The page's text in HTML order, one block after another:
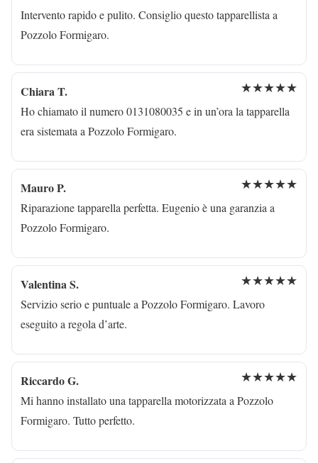
Intervento rapido e pulito. Consiglio questo tapparellista a
Pozzolo Formigaro.
Chiara T. ★★★★★
Ho chiamato il numero 0131080035 e in un’ora la tapparella
era sistemata a Pozzolo Formigaro.
Mauro P. ★★★★★
Riparazione tapparella perfetta. Eugenio è una garanzia a
Pozzolo Formigaro.
Valentina S. ★★★★★
Servizio serio e puntuale a Pozzolo Formigaro. Lavoro
eseguito a regola d’arte.
Riccardo G. ★★★★★
Mi hanno installato una tapparella motorizzata a Pozzolo
Formigaro. Tutto perfetto.